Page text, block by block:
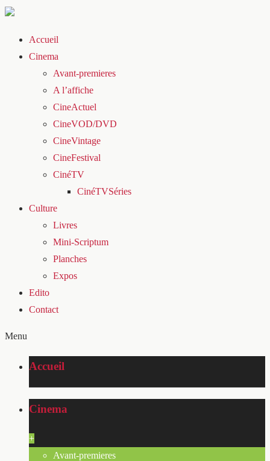
Accueil
Cinema
Avant-premieres
A l’affiche
CineActuel
CineVOD/DVD
CineVintage
CineFestival
CinéTV
CinéTVSéries
Culture
Livres
Mini-Scriptum
Planches
Expos
Edito
Contact
Menu
Accueil
Cinema
+
Avant-premieres